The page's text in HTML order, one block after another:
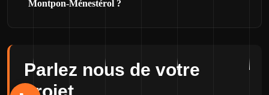
Montpon-Ménestérol ?
Parlez nous de votre